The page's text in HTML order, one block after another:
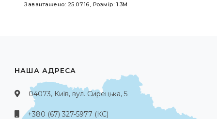
Завантажено: 25.07.16, Розмір: 1.3M
НАША АДРЕСА
04073, Київ, вул. Сирецька, 5
+380 (67) 327-5977 (КС)